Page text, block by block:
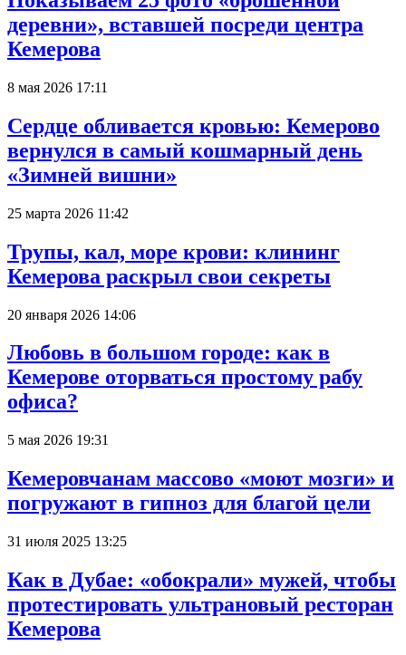
деревни», вставшей посреди центра
Кемерова
8 мая 2026 17:11
Сердце обливается кровью: Кемерово
вернулся в самый кошмарный день
«Зимней вишни»
25 марта 2026 11:42
Трупы, кал, море крови: клининг
Кемерова раскрыл свои секреты
20 января 2026 14:06
Любовь в большом городе: как в
Кемерове оторваться простому рабу
офиса?
5 мая 2026 19:31
Кемеровчанам массово «моют мозги» и
погружают в гипноз для благой цели
31 июля 2025 13:25
Как в Дубае: «обокрали» мужей, чтобы
протестировать ультрановый ресторан
Кемерова